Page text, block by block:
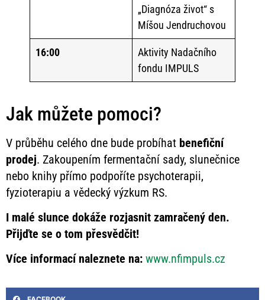
„Diagnóza život“ s
Míšou Jendruchovou
16:00
Aktivity Nadačního
fondu IMPULS
Jak můžete pomoci?
V průběhu celého dne bude probíhat benefiční
prodej. Zakoupením fermentační sady, slunečnice
nebo knihy přímo podpoříte psychoterapii,
fyzioterapiu a vědecký výzkum RS.
I malé slunce dokáže rozjasnit zamračený den.
Přijďte se o tom přesvědčit!
Více informací naleznete na: www.nfimpuls.cz